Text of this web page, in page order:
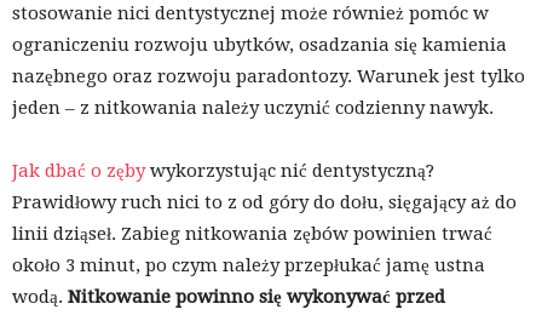
stosowanie nici dentystycznej może również pomóc w
ograniczeniu rozwoju ubytków, osadzania się kamienia
nazębnego oraz rozwoju paradontozy. Warunek jest tylko
jeden – z nitkowania należy uczynić codzienny nawyk.
Jak dbać o zębywykorzystując nić dentystyczną?
Prawidłowy ruch nici to z od góry do dołu, sięgający aż do
linii dziąseł. Zabieg nitkowania zębów powinien trwać
około 3 minut, po czym należy przepłukać jamę ustna
wodą. Nitkowanie powinno się wykonywać przed